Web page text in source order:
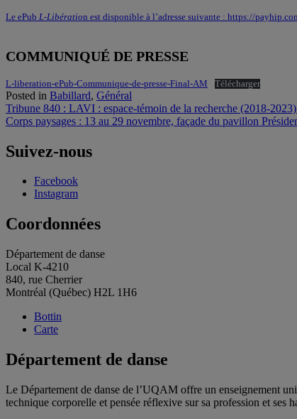
Le ePub L-Libération est disponible à l’adresse suivante : https://
COMMUNIQUÉ DE PRESSE
L-liberation-ePub-Communique-de-presse-Final-AM Télécharger
Posted in Babillard, Général
Navigation
de
l'article
Tribune 840 : LAVI : espace-témoin de la recherche (2018-
Corps paysages : 13 au 29 novembre, façade du pavillon
Suivez-nous
Facebook
Instagram
Coordonnées
Département de danse
Local K-4210
840, rue Cherrier
Montréal (Québec) H2L 1H6
Bottin
Carte
Département de danse
Le Département de danse de l’UQAM offre un enseignement
technique corporelle et pensée réflexive sur sa profession et ses